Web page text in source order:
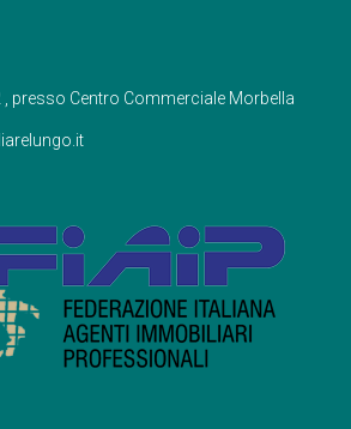
, presso Centro Commerciale Morbella